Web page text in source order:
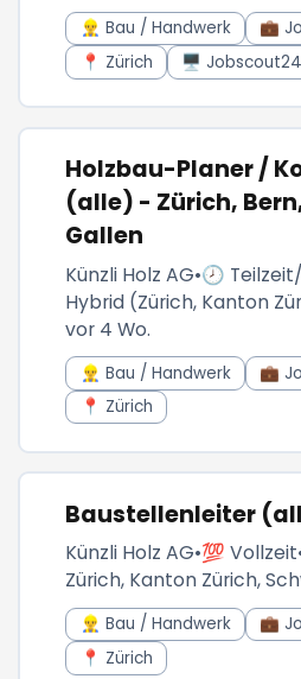
👷‍♂️ Bau / Handwerk
💼
📍 Zürich
🖥️
Holzbau-Planer /
(alle) - Zürich,
Gallen
Künzli Holz AG•🕗
Hybrid (Zürich, Kanton
vor 4 Wo.
👷‍♂️ Bau / Handwerk
💼
📍 Zürich
Baustellenleiter
Künzli Holz AG•💯 Vollzeit
Zürich, Kanton Zürich,
👷‍♂️ Bau / Handwerk
💼
📍 Zürich